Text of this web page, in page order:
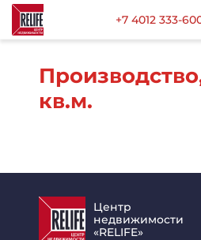
+7 4012 333-
кв.м.
Центр
недвижимости
«RELIFE»